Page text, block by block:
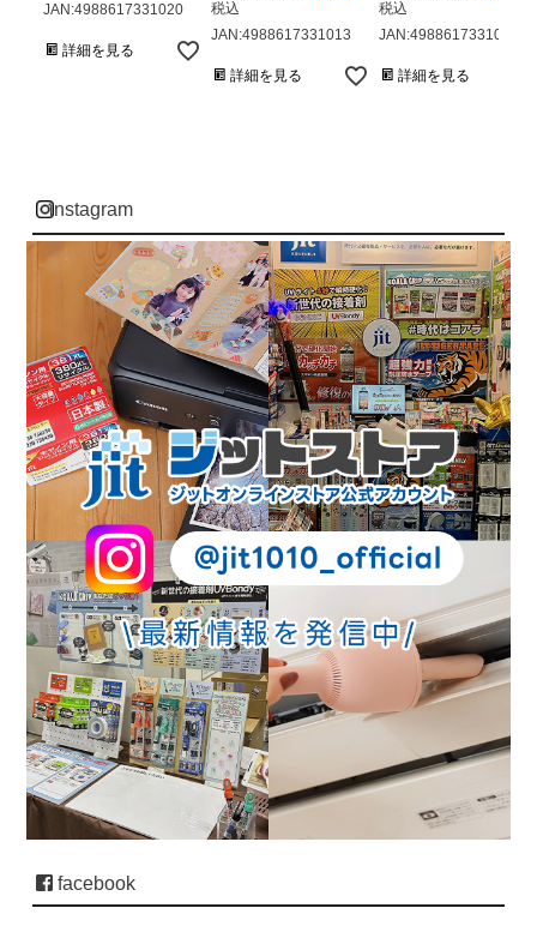
JAN:4988617331020
詳細を見る
税込
JAN:4988617331013
詳細を見る
税込
JAN:4988617331006
詳細を見る
instagram
facebook